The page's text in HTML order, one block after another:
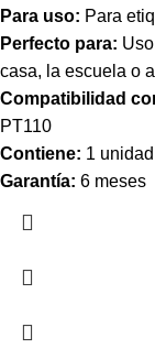
Para uso: Para
Perfecto para:
casa, la escuela o
Compatibilidad
PT110
Contiene: 1
Garantía: 6 meses